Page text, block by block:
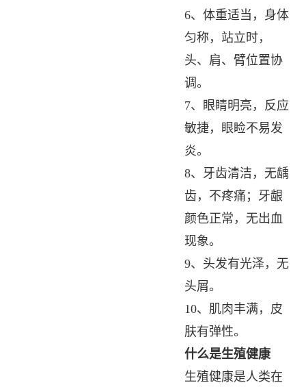
6、体重适当，身体
匀称，站立时，
头、肩、臂位置协
调。
7、眼睛明亮，反应
敏捷，眼睑不易发
炎。
8、牙齿清洁，无龋
齿，不疼痛；牙龈
颜色正常，无出血
现象。
9、头发有光泽，无
头屑。
10、肌肉丰满，皮
肤有弹性。
什么是生殖健康
生殖健康是人类在